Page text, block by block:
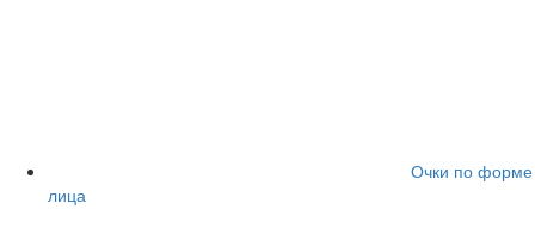
Очки по форме
лица